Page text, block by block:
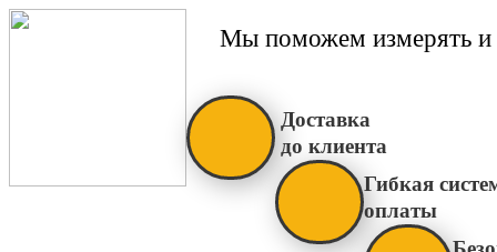
Мы поможем измерять и
Доставка
до клиента
Гибкая
оплаты